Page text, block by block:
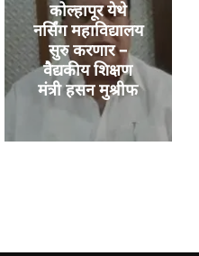
कोल्हापूर येथे
नर्सिंग महाविद्यालय
सुरु करणार –
वैद्यकीय शिक्षण
मंत्री हसन मुश्रीफ